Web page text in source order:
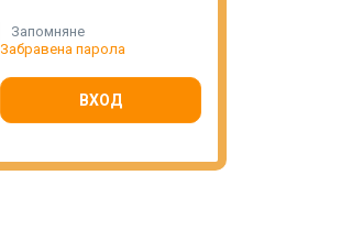
Запомняне
Забравена парола
ВХОД